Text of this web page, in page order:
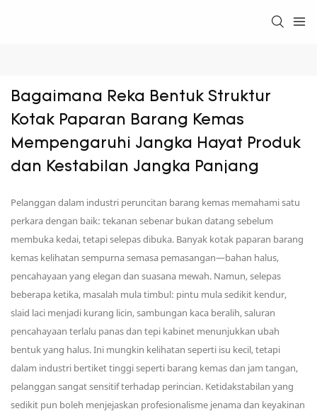
Bagaimana Reka Bentuk Struktur
Kotak Paparan Barang Kemas
Mempengaruhi Jangka Hayat Produk
dan Kestabilan Jangka Panjang
Pelanggan dalam industri peruncitan barang kemas memahami satu
perkara dengan baik: tekanan sebenar bukan datang sebelum
membuka kedai, tetapi selepas dibuka. Banyak kotak paparan barang
kemas kelihatan sempurna semasa pemasangan—bahan halus,
pencahayaan yang elegan dan suasana mewah. Namun, selepas
beberapa ketika, masalah mula timbul: pintu mula sedikit kendur,
slaid laci menjadi kurang licin, sambungan kaca beralih, saluran
pencahayaan terlalu panas dan tepi kabinet menunjukkan ubah
bentuk yang halus. Ini mungkin kelihatan seperti isu kecil, tetapi
dalam industri bertiket tinggi seperti barang kemas dan jam tangan,
pelanggan sangat sensitif terhadap perincian. Ketidakstabilan yang
sedikit pun boleh menjejaskan profesionalisme jenama dan keyakinan